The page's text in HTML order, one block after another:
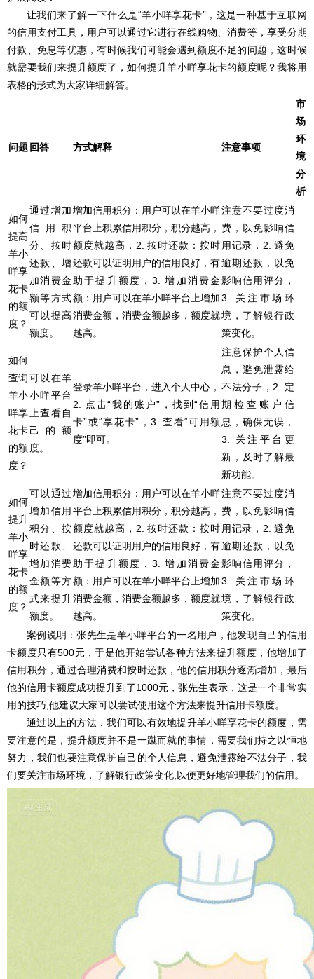
让我们来了解一下什么是“羊小咩享花卡”，这是一种基于互联网
的信用支付工具，用户可以通过它进行在线购物、消费等，享受分期
付款、免息等优惠，有时候我们可能会遇到额度不足的问题，这时候
就需要我们来提升额度了，如何提升羊小咩享花卡的额度呢？我将用
表格的形式为大家详细解答。
问题 回答 方式解释 注意事项
市
场
环
境
分
析
如何
提高
羊小
咩享
花卡
的额
度？
通过增加
信用积
分、按时
还款、增
加消费金
额等方式
可以提高
额度。
增加信用积分：用户可以在羊小咩
平台上积累信用积分，积分越高，
额度就越高，2. 按时还款：按时
还款可以证明用户的信用良好，有
助于提升额度，3. 增加消费金
额：用户可以在羊小咩平台上增加
消费金额，消费金额越多，额度就
越高。
注意不要过度消
费，以免影响信
用记录，2. 避免
逾期还款，以免
影响信用评分，
3. 关注市场环
境，了解银行政
策变化。
如何
查询
羊小
咩享
花卡
的额
度？
可以在羊
小咩平台
上查看自
己的额
度。
登录羊小咩平台，进入个人中心，
2. 点击“我的账户”，找到“信用
卡”或“享花卡”，3. 查看“可用额
度”即可。
注意保护个人信
息，避免泄露给
不法分子，2. 定
期检查账户信
息，确保无误，
3. 关注平台更
新，及时了解最
新功能。
如何
提升
羊小
咩享
花卡
的额
度？
可以通过
增加信用
积分、按
时还款、
增加消费
金额等方
式来提升
额度。
增加信用积分：用户可以在羊小咩
平台上积累信用积分，积分越高，
额度就越高，2. 按时还款：按时
还款可以证明用户的信用良好，有
助于提升额度，3. 增加消费金
额：用户可以在羊小咩平台上增加
消费金额，消费金额越多，额度就
越高。
注意不要过度消
费，以免影响信
用记录，2. 避免
逾期还款，以免
影响信用评分，
3. 关注市场环
境，了解银行政
策变化。
案例说明：张先生是羊小咩平台的一名用户，他发现自己的信用
卡额度只有500元，于是他开始尝试各种方法来提升额度，他增加了
信用积分，通过合理消费和按时还款，他的信用积分逐渐增加，最后
他的信用卡额度成功提升到了1000元，张先生表示，这是一个非常实
用的技巧,他建议大家可以尝试使用这个方法来提升信用卡额度。
通过以上的方法，我们可以有效地提升羊小咩享花卡的额度，需
要注意的是，提升额度并不是一蹴而就的事情，需要我们持之以恒地
努力，我们也要注意保护自己的个人信息，避免泄露给不法分子，我
们要关注市场环境，了解银行政策变化,以便更好地管理我们的信用。